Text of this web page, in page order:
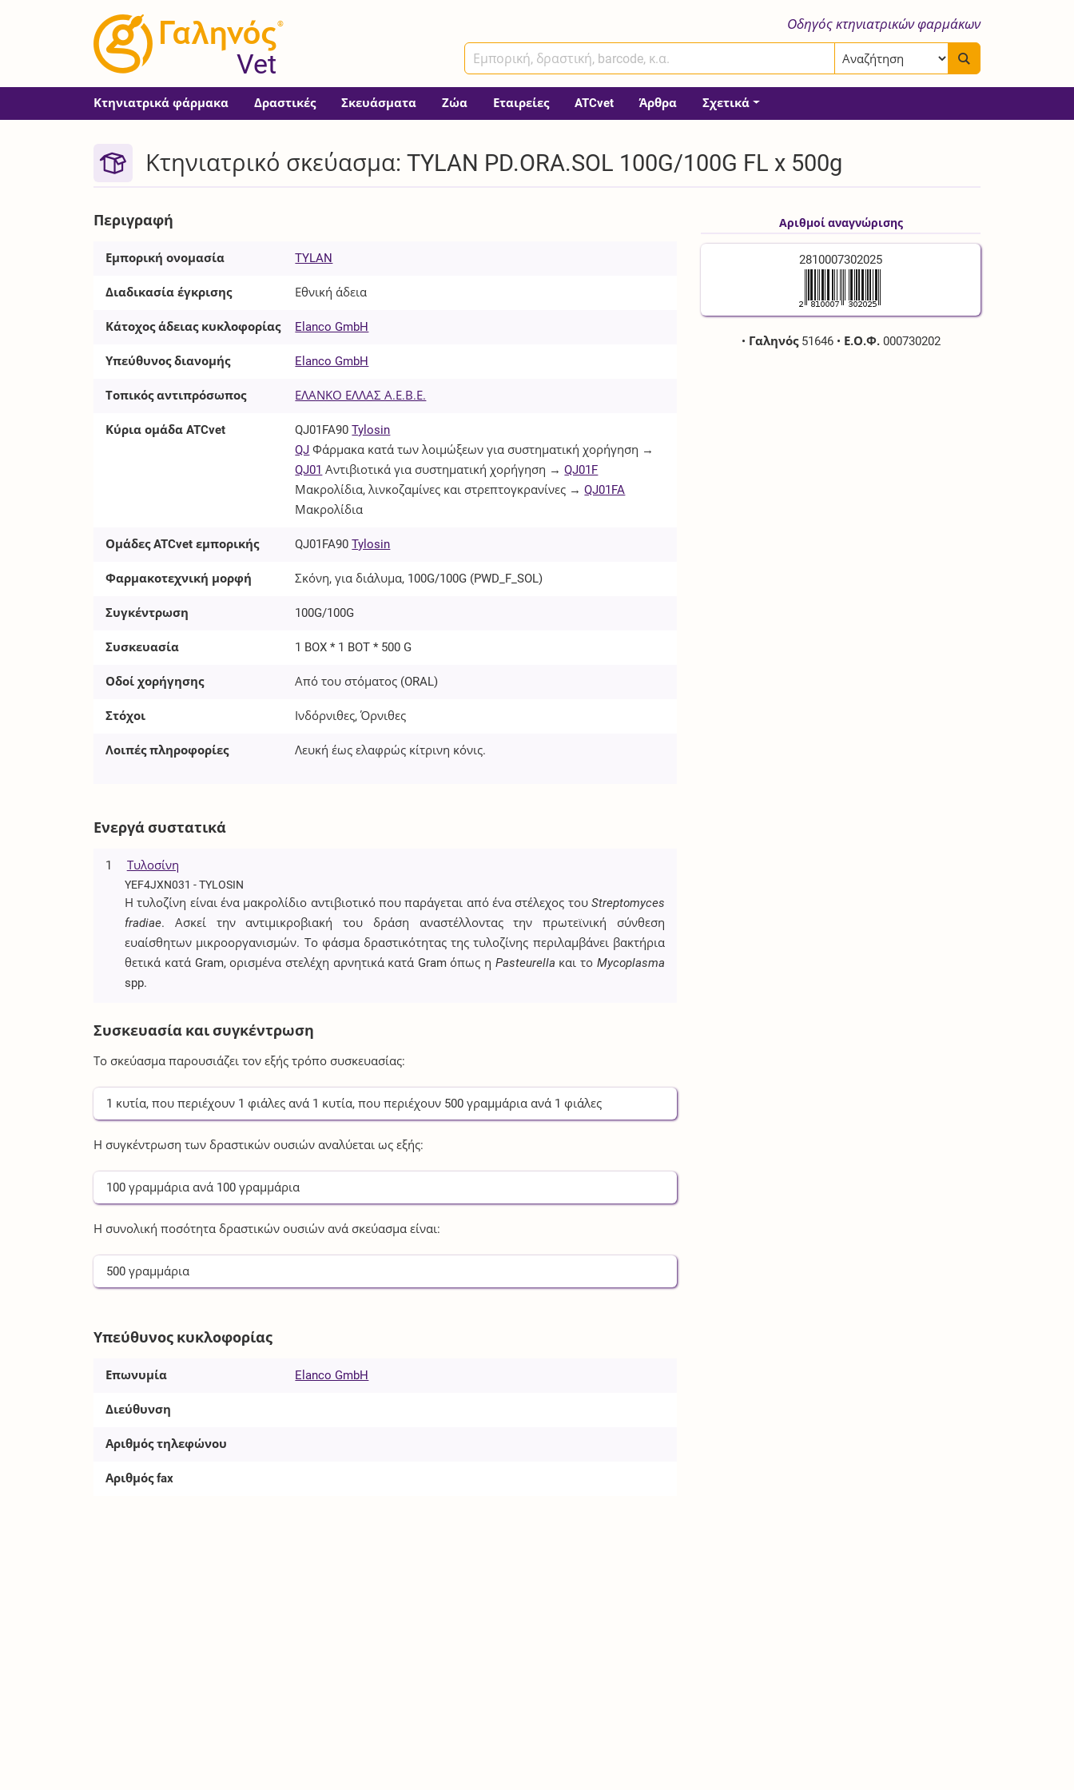
®
Vet
Οδηγός κτηνιατρικών φαρμάκων
Κτηνιατρικά φάρμακα Δραστικές Σκευάσματα Ζώα Εταιρείες ATCvet Άρθρα Σχετικά
Κτηνιατρικό σκεύασμα: TYLAN PD.ORA.SOL 100G/100G FL x 500g
Περιγραφή
Εμπορική ονομασία TYLAN
Διαδικασία έγκρισης Εθνική άδεια
Κάτοχος άδειας κυκλοφορίας Elanco GmbH
Υπεύθυνος διανομής Elanco GmbH
Τοπικός αντιπρόσωπος ΕΛΑΝΚΟ ΕΛΛΑΣ Α.Ε.Β.Ε.
Κύρια ομάδα ATCvet QJ01FA90 Tylosin
QJ Φάρμακα κατά των λοιμώξεων για συστηματική χορήγηση →
QJ01 Αντιβιοτικά για συστηματική χορήγηση →QJ01F
Μακρολίδια, λινκοζαμίνες και στρεπτογκρανίνες →QJ01FA
Μακρολίδια
Ομάδες ATCvet εμπορικής QJ01FA90 Tylosin
Φαρμακοτεχνική μορφή Σκόνη, για διάλυμα, 100G/100G (PWD_F_SOL)
Συγκέντρωση 100G/100G
Συσκευασία 1 BOX * 1 BOT * 500 G
Οδοί χορήγησης Από του στόματος (ORAL)
Στόχοι Ινδόρνιθες, Όρνιθες
Λοιπές πληροφορίες Λευκή έως ελαφρώς κίτρινη κόνις.
Αριθμοί αναγνώρισης
2810007302025
• Γαληνός51646 • Ε.Ο.Φ.000730202
Ενεργά συστατικά
1 Τυλοσίνη
YEF4JXN031 - TYLOSIN
Η τυλοζίνη είναι ένα μακρολίδιο αντιβιοτικό που παράγεται από ένα στέλεχος του Streptomyces
fradiae. Ασκεί την αντιμικροβιακή του δράση αναστέλλοντας την πρωτεϊνική σύνθεση
ευαίσθητων μικροοργανισμών. Το φάσμα δραστικότητας της τυλοζίνης περιλαμβάνει βακτήρια
θετικά κατά Gram, ορισμένα στελέχη αρνητικά κατά Gram όπως η Pasteurella και το Mycoplasma
spp.
Συσκευασία και συγκέντρωση
Το σκεύασμα παρουσιάζει τον εξής τρόπο συσκευασίας:
1 κυτία, που περιέχουν 1 φιάλες ανά 1 κυτία, που περιέχουν 500 γραμμάρια ανά 1 φιάλες
Η συγκέντρωση των δραστικών ουσιών αναλύεται ως εξής:
100 γραμμάρια ανά 100 γραμμάρια
Η συνολική ποσότητα δραστικών ουσιών ανά σκεύασμα είναι:
500 γραμμάρια
Υπεύθυνος κυκλοφορίας
Επωνυμία Elanco GmbH
Διεύθυνση
Αριθμός τηλεφώνου
Αριθμός fax